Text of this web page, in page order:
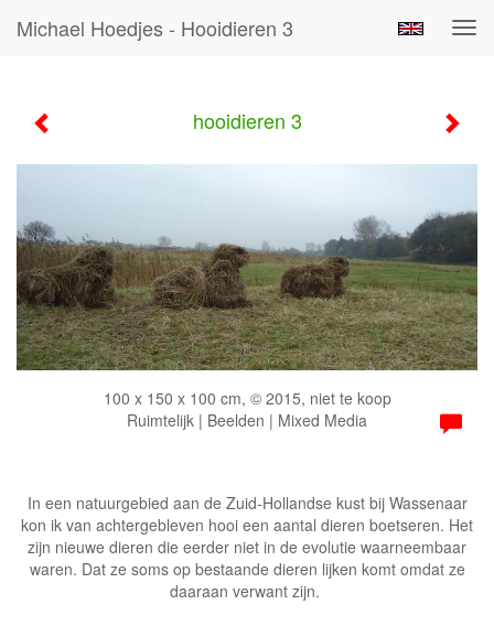
Michael Hoedjes - Hooidieren 3
hooidieren 3
100 x 150 x 100 cm, © 2015, niet te koop
Ruimtelijk | Beelden | Mixed Media
In een natuurgebied aan de Zuid-Hollandse kust bij Wassenaar
kon ik van achtergebleven hooi een aantal dieren boetseren. Het
zijn nieuwe dieren die eerder niet in de evolutie waarneembaar
waren. Dat ze soms op bestaande dieren lijken komt omdat ze
daaraan verwant zijn.